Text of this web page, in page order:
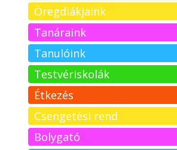
Öregdiákjaink
Tanáraink
Tanulóink
Testvériskolák
Étkezés
Csengetési rend
Bolygató